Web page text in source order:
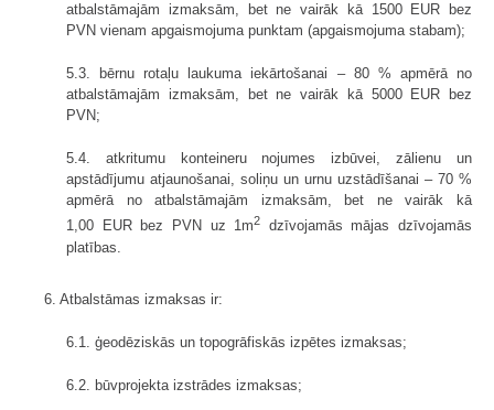
atbalstāmajām izmaksām, bet ne vairāk kā 1500 EUR bez
PVN vienam apgaismojuma punktam (apgaismojuma stabam);
5.3. bērnu rotaļu laukuma iekārtošanai – 80 % apmērā no
atbalstāmajām izmaksām, bet ne vairāk kā 5000 EUR bez
PVN;
5.4. atkritumu konteineru nojumes izbūvei, zālienu un
apstādījumu atjaunošanai, soliņu un urnu uzstādīšanai – 70 %
apmērā no atbalstāmajām izmaksām, bet ne vairāk kā
1,00 EUR bez PVN uz 1m2
dzīvojamās mājas dzīvojamās
platības.
6. Atbalstāmas izmaksas ir:
6.1. ģeodēziskās un topogrāfiskās izpētes izmaksas;
6.2. būvprojekta izstrādes izmaksas;